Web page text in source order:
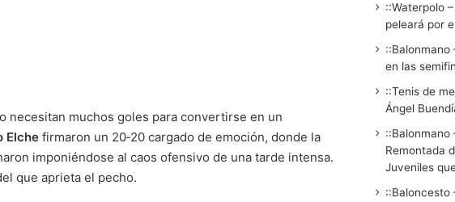
necesitan muchos goles para convertirse en un
Elche firmaron un 20‑20 cargado de emoción, donde la
imponiéndose al caos ofensivo de una tarde intensa.
que aprieta el pecho.
::Waterpolo
peleará por
::Balonmano
en las
::Tenis de
Ángel
::Balonmano
Remontada
Juveniles
::Baloncesto